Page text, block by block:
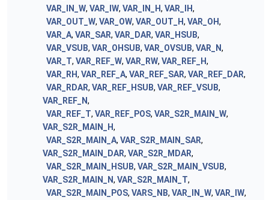
VAR_IN_W, VAR_IW, VAR_IN_H, VAR_IH,
VAR_OUT_W, VAR_OW, VAR_OUT_H, VAR_OH,
VAR_A, VAR_SAR, VAR_DAR, VAR_HSUB,
VAR_VSUB, VAR_OHSUB, VAR_OVSUB, VAR_N,
VAR_T, VAR_REF_W, VAR_RW, VAR_REF_H,
VAR_RH, VAR_REF_A, VAR_REF_SAR, VAR_REF_DAR,
VAR_RDAR, VAR_REF_HSUB, VAR_REF_VSUB,
VAR_REF_N,
VAR_REF_T, VAR_REF_POS, VAR_S2R_MAIN_W,
VAR_S2R_MAIN_H,
VAR_S2R_MAIN_A, VAR_S2R_MAIN_SAR,
VAR_S2R_MAIN_DAR, VAR_S2R_MDAR,
VAR_S2R_MAIN_HSUB, VAR_S2R_MAIN_VSUB,
VAR_S2R_MAIN_N, VAR_S2R_MAIN_T,
VAR_S2R_MAIN_POS, VARS_NB, VAR_IN_W, VAR_IW,